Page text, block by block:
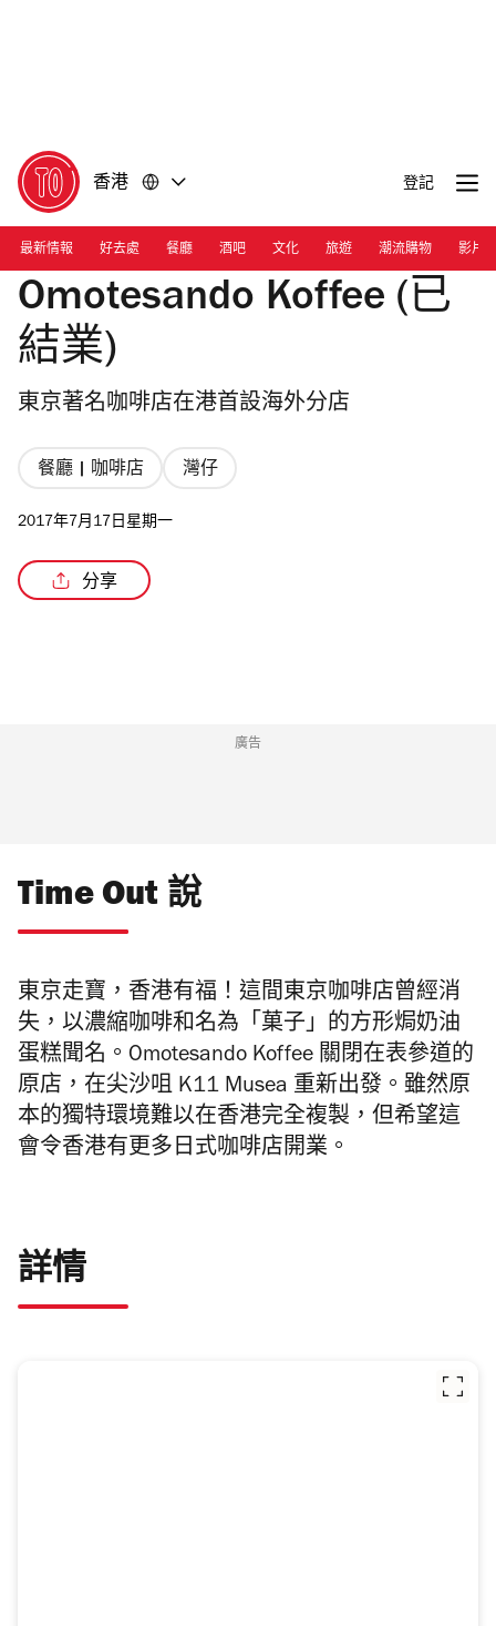
香港 登記
最新情報 好去處 餐廳 酒吧 文化 旅遊 潮流購物 影片
Omotesando Koffee (已
結業)
東京著名咖啡店在港首設海外分店
餐廳 | 咖啡店 灣仔
2017年7月17日星期一
分享
廣告
Time Out 說
東京走寶，香港有福！這間東京咖啡店曾經消
失，以濃縮咖啡和名為「菓子」的方形焗奶油
蛋糕聞名。Omotesando Koffee 關閉在表參道的
原店，在尖沙咀 K11 Musea 重新出發。雖然原
本的獨特環境難以在香港完全複製，但希望這
會令香港有更多日式咖啡店開業。
詳情